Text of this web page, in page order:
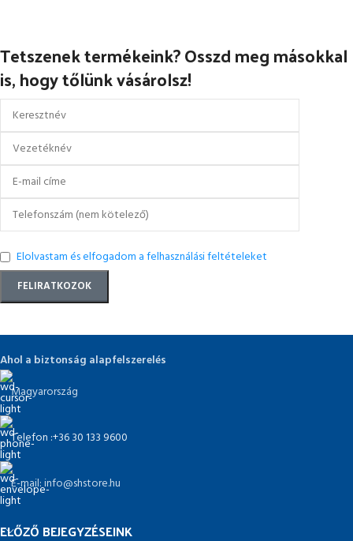
Tetszenek termékeink? Osszd meg másokkal
is, hogy tőlünk vásárolsz!
Elolvastam és elfogadom a felhasználási feltételeket
Ahol a biztonság alapfelszerelés
Magyarország
Telefon :+36 30 133 9600
E-mail: info@shstore.hu
ELŐZŐ BEJEGYZÉSEINK